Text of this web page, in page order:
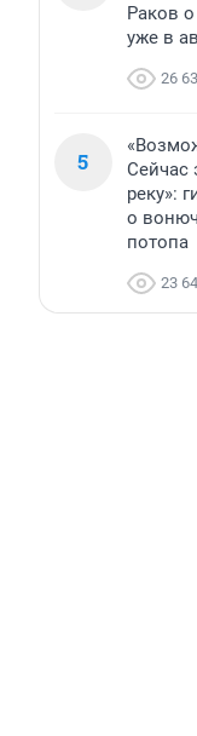
Раков
уже в
26
5
Сейчас
реку»:
о
потопа
23